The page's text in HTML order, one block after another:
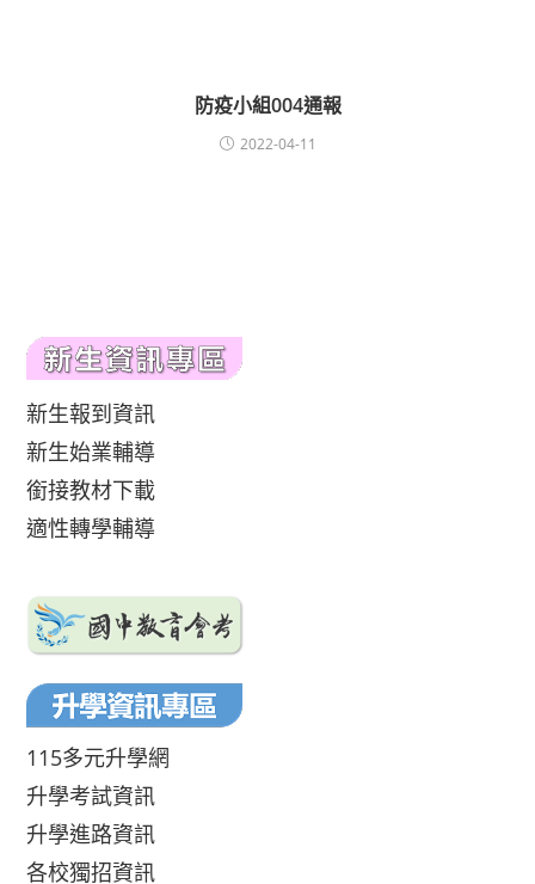
防疫小組004通報
2022-04-11
新生報到資訊
新生始業輔導
銜接教材下載
適性轉學輔導
115多元升學網
升學考試資訊
升學進路資訊
各校獨招資訊